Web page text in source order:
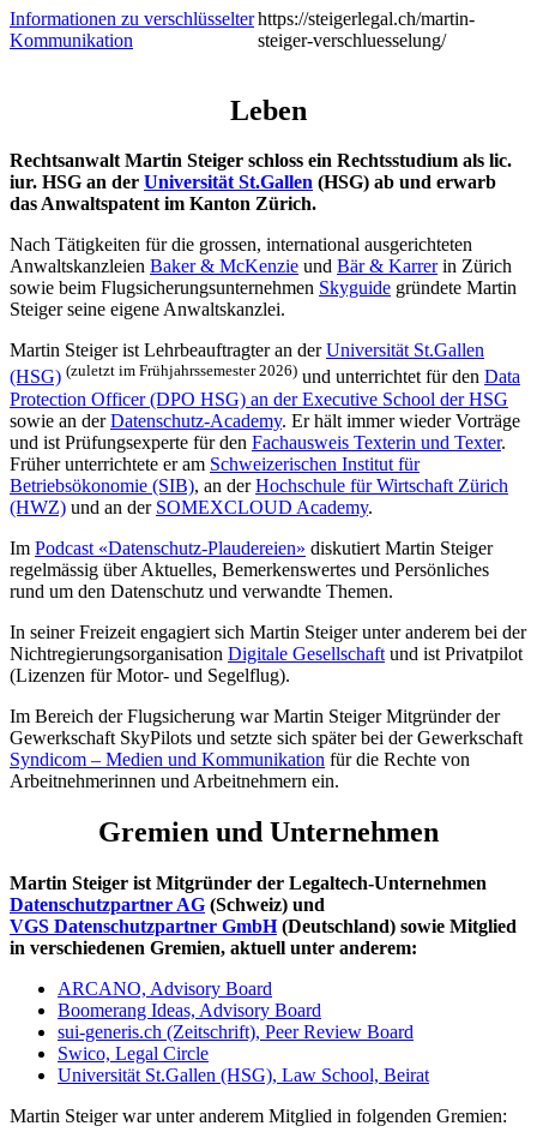
Informationen zu verschlüsselter
Kommunikation
https://steigerlegal.ch/martin-
steiger-verschluesselung/
Leben
Rechtsanwalt Martin Steiger schloss ein Rechtsstudium als lic.
iur. HSG an der Universität St.Gallen (HSG) ab und erwarb
das Anwaltspatent im Kanton Zürich.
Nach Tätigkeiten für die grossen, international ausgerichteten
Anwaltskanzleien Baker & McKenzie und Bär & Karrerin Zürich
sowie beim Flugsicherungsunternehmen Skyguide gründete Martin
Steiger seine eigene Anwaltskanzlei.
Martin Steiger ist Lehrbeauftragter an derUniversität St.Gallen
(HSG) (zuletzt im Früh­jahrs­semes­ter 2026) und unterrichtet für den Data
Protection Officer (DPO HSG) an der Executive School der HSG
sowie an derDatenschutz-Academy. Er hält immer wieder Vorträge
und ist Prüfungsexperte für den Fachausweis Texterin und Texter.
Früher unterrichtete er am Schweizerischen Institut für
Betriebsökonomie (SIB), an derHochschule für Wirtschaft Zürich
(HWZ) und an der SOMEXCLOUD Academy.
Im Podcast «Datenschutz-Plaudereien» diskutiert Martin Steiger
regelmässig über Aktuelles, Bemerkenswertes und Persönliches
rund um den Datenschutz und verwandte Themen.
In seiner Freizeit engagiert sich Martin Steiger unter anderem bei der
Nichtregierungsorganisation Digitale Gesellschaft und ist Privatpilot
(Lizenzen für Motor- und Segelflug).
Im Bereich der Flugsicherung war Martin Steiger Mitgründer der
Gewerkschaft SkyPilots und setzte sich später bei der Gewerkschaft
Syndicom – Medien und Kommunikation für die Rechte von
Arbeitnehmerinnen und Arbeitnehmern ein.
Gremien und Unternehmen
Martin Steiger ist Mitgründer der Legaltech-Unternehmen
Datenschutzpartner AG (Schweiz) und
VGS Datenschutzpartner GmbH(Deutschland) sowie Mitglied
in verschiedenen Gremien, aktuell unter anderem:
ARCANO, Advisory Board
Boomerang Ideas, Advisory Board
sui-generis.ch (Zeitschrift), Peer Review Board
Swico, Legal Circle
Universität St.Gallen (HSG), Law School, Beirat
Martin Steiger war unter anderem Mitglied in folgenden Gremien: